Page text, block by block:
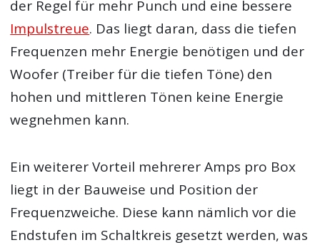
der Regel für mehr Punch und eine bessere
Impulstreue. Das liegt daran, dass die tiefen
Frequenzen mehr Energie benötigen und der
Woofer (Treiber für die tiefen Töne) den
hohen und mittleren Tönen keine Energie
wegnehmen kann.
Ein weiterer Vorteil mehrerer Amps pro Box
liegt in der Bauweise und Position der
Frequenzweiche. Diese kann nämlich vor die
Endstufen im Schaltkreis gesetzt werden, was